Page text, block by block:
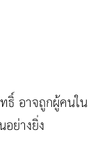
ธิ์ อาจถูกผู้คนใน
ย่างยิ่ง